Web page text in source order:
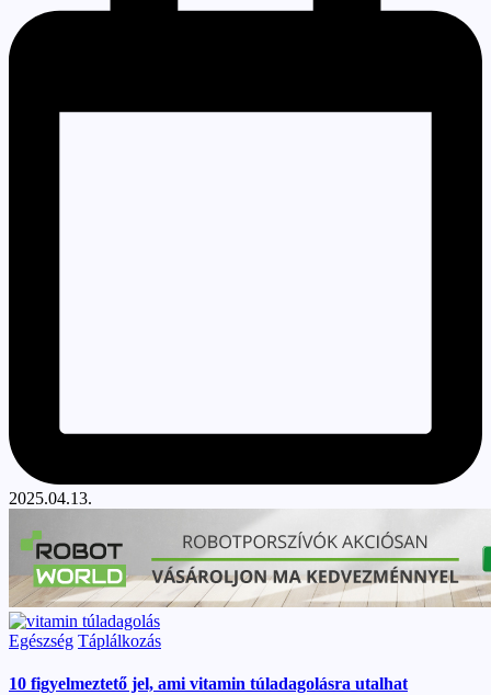
2025.04.13.
Posted
Egészség Táplálkozás
10 figyelmeztető jel, ami vitamin túladagolásra utalhat